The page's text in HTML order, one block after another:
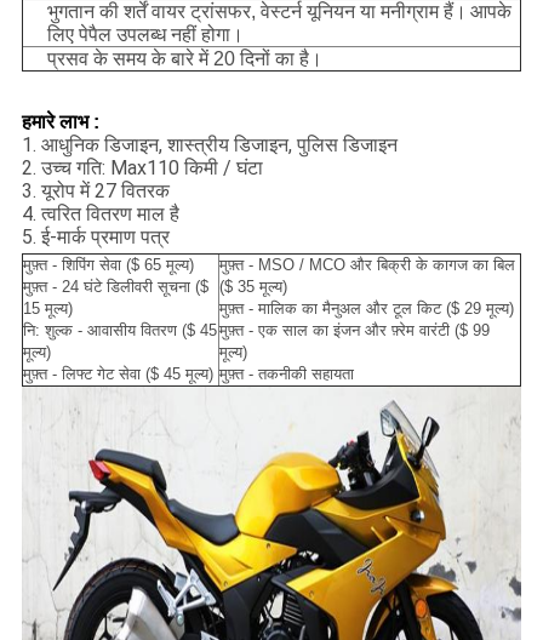
भुगतान की शर्तें वायर ट्रांसफर, वेस्टर्न यूनियन या मनीग्राम हैं। आपके
लिए पेपैल उपलब्ध नहीं होगा।
प्रसव के समय के बारे में 20 दिनों का है।
हमारे लाभ :
1. आधुनिक डिजाइन, शास्त्रीय डिजाइन, पुलिस डिजाइन
2. उच्च गति: Max110 किमी / घंटा
3. यूरोप में 27 वितरक
4. त्वरित वितरण माल है
5. ई-मार्क प्रमाण पत्र
मुफ़्त - शिपिंग सेवा ($ 65 मूल्य)
मुफ़्त - 24 घंटे डिलीवरी सूचना ($
15 मूल्य)
नि: शुल्क - आवासीय वितरण ($ 45
मूल्य)
मुफ़्त - लिफ्ट गेट सेवा ($ 45 मूल्य)
मुफ़्त - MSO / MCO और बिक्री के कागज का बिल
($ 35 मूल्य)
मुफ़्त - मालिक का मैनुअल और टूल किट ($ 29 मूल्य)
मुफ़्त - एक साल का इंजन और फ़्रेम वारंटी ($ 99
मूल्य)
मुफ़्त - तकनीकी सहायता